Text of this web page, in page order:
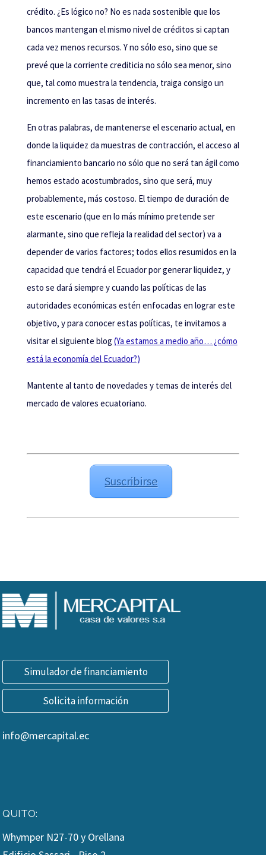
crédito. ¿Es lógico no? No es nada sostenible que los
bancos mantengan el mismo nivel de créditos si captan
cada vez menos recursos. Y no sólo eso, sino que se
prevé que la corriente crediticia no sólo sea menor, sino
que, tal como muestra la tendencia, traiga consigo un
incremento en las tasas de interés.
En otras palabras, de mantenerse el escenario actual, en
donde la liquidez da muestras de contracción, el acceso al
financiamiento bancario no sólo que no será tan ágil como
hemos estado acostumbrados, sino que será, muy
probablemente, más costoso. El tiempo de duración de
este escenario (que en lo más mínimo pretende ser
alarmante, sino que refleja la realidad del sector) va a
depender de varios factores; todos ellos resumidos en la
capacidad que tendrá el Ecuador por generar liquidez, y
esto se dará siempre y cuando las políticas de las
autoridades económicas estén enfocadas en lograr este
objetivo, y para conocer estas políticas, te invitamos a
visitar el siguiente blog (Ya estamos a medio año… ¿cómo
está la economía del Ecuador?)
Mantente al tanto de novedades y temas de interés del
mercado de valores ecuatoriano.
Suscribirse
Simulador de financiamiento
Solicita información
info@mercapital.ec
QUITO:
Whymper N27-70 y Orellana